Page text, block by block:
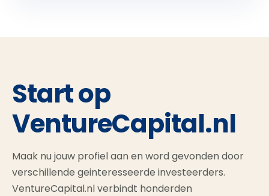
Start op
VentureCapital.nl
Maak nu jouw profiel aan en word gevonden door
verschillende geinteresseerde investeerders.
VentureCapital.nl verbindt honderden